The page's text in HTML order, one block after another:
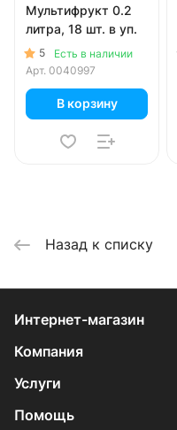
Мультифрукт 0.2
литра, 18 шт. в уп.
5
Есть в наличии
Арт. 0040997
В корзину
Назад к списку
Интернет-магазин
Компания
Услуги
Помощь